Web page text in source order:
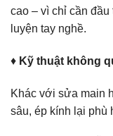
cao – vì chỉ cần
luyện tay nghề.
♦ Kỹ thuật không
Khác với sửa main
sâu, ép kính lại